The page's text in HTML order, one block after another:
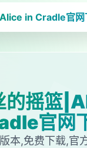
in Cradle官网
的摇篮
官网
本,免费下载,官